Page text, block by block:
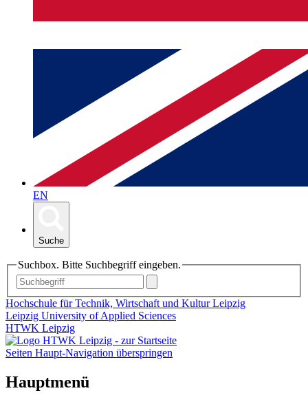
EN
Suche
Suchbox. Bitte Suchbegriff eingeben.
Hochschule für Technik, Wirtschaft und Kultur Leipzig
Leipzig University of Applied Sciences
HTWK Leipzig
Seiten Haupt-Navigation überspringen
Hauptmenü